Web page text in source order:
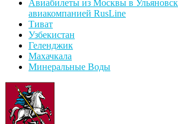
Авиабилеты из Москвы в Ульяновск
авиакомпанией RusLine
Тиват
Узбекистан
Геленджик
Махачкала
Минеральные Воды